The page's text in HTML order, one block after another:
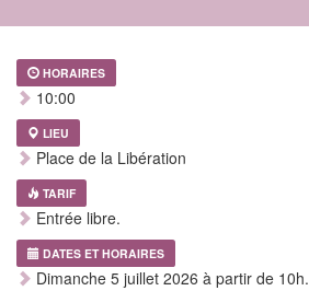
HORAIRES
10:00
LIEU
Place de la Libération
TARIF
Entrée libre.
DATES ET HORAIRES
Dimanche 5 juillet 2026 à partir de 10h.